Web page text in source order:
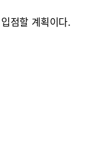
점할 계획이다.